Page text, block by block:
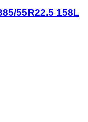
55R22.5 158L